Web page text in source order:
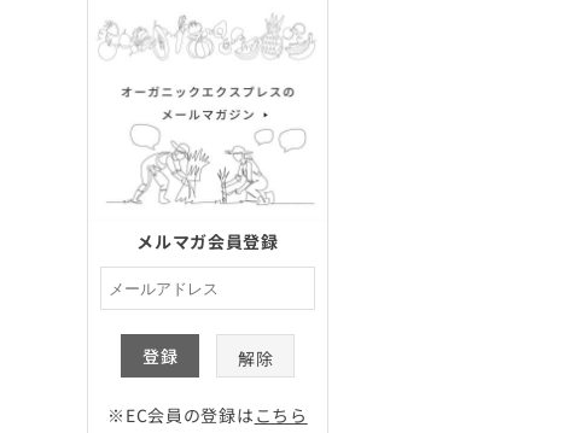
メルマガ会員登録
登録 解除
※EC会員の登録は こちら